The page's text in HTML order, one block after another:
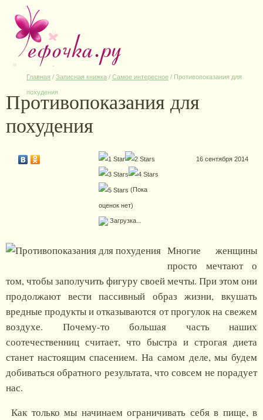
Главная / Записная книжка / Самое интересное / Противопоказания для
похудения
Противопоказания для
похудения
(Пока
оценок нет)
Загрузка...
16 сентября 2014
Многие женщины
просто мечтают о
том, чтобы заполучить фигуру своей мечты. При этом они
продолжают вести пассивный образ жизни, вкушать
вредные продукты и отказываются от прогулок на свежем
воздухе. Почему-то большая часть наших
соотечественниц считает, что быстра и строгая диета
станет настоящим спасением. На самом деле, мы будем
добиваться обратного результата, что совсем не порадует
нас.
Как только мы начинаем ограничивать себя в пище, в